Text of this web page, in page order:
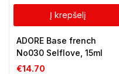
Į krepšelį
ADORE Base french
No030 Selflove, 15ml
€14.70